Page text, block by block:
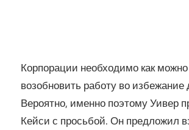
Корпорации необходимо как
возобновить работу во избежание
Вероятно, именно поэтому Уивер
Кейси с просьбой. Он предложил